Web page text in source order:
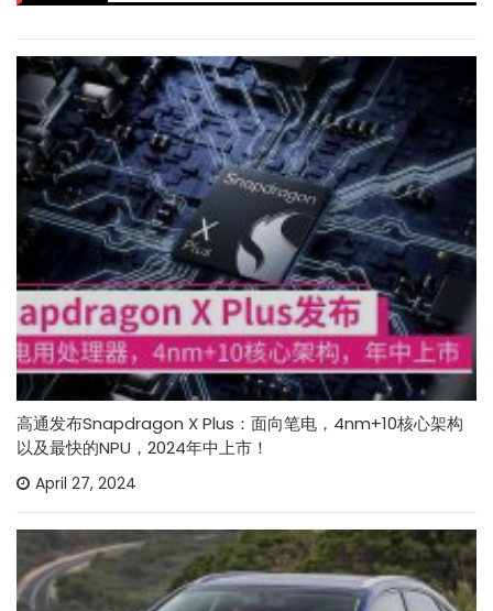
高通发布Snapdragon X Plus：面向笔电，4nm+10核心架构
以及最快的NPU，2024年中上市！
April 27, 2024